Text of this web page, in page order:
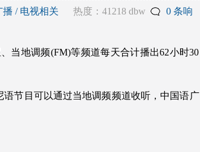
播 / 电视相关 热度：41218 dbw
0 条响
当地调频(FM)等频道每天合计播出62小时30
节目可以通过当地调频频道收听，中国语广